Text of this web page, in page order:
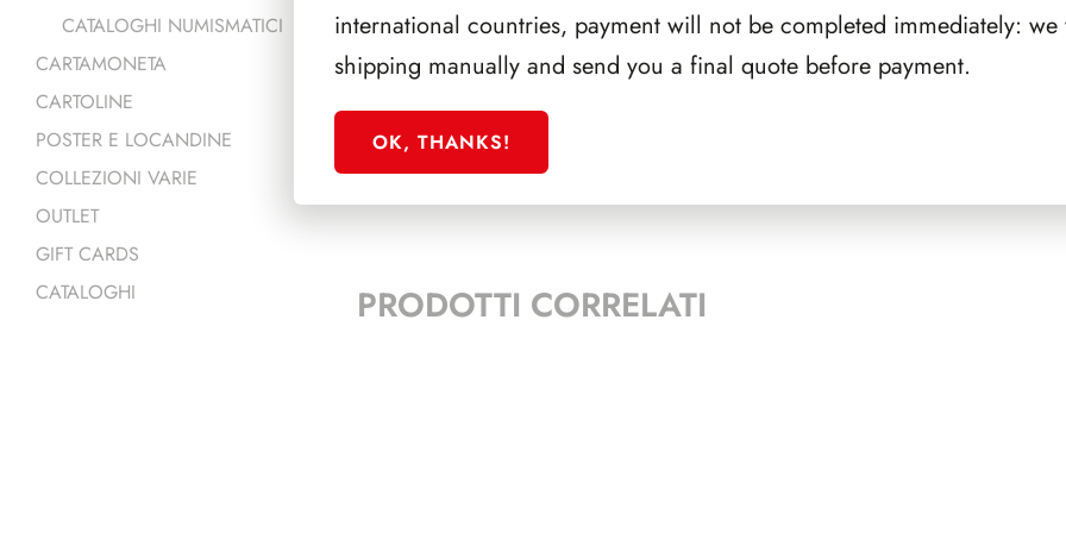
Portachiavi 1000 Lire bimetallico - diametro 27 mm
Bustina portachiavi
352/GRBP
PRODOTTI CORRELATI
CATALOGHI NUMISMATICI
CARTAMONETA
CARTOLINE
POSTER E LOCANDINE
COLLEZIONI VARIE
OUTLET
GIFT CARDS
CATALOGHI
international countries, payment will not be completed immediately:
shipping manually and send you a final quote before payment.
OK, THANKS!